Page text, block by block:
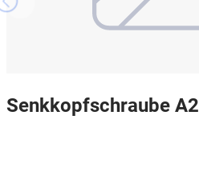
Senkkopfschraube A2